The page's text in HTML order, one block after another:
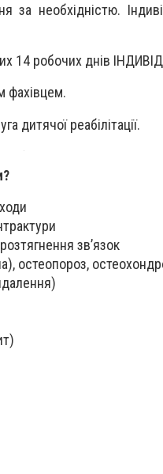
за необхідністю.
14 робочих днів
фахівцем.
дитячої реабілітації.
звʼязок
остеопороз,